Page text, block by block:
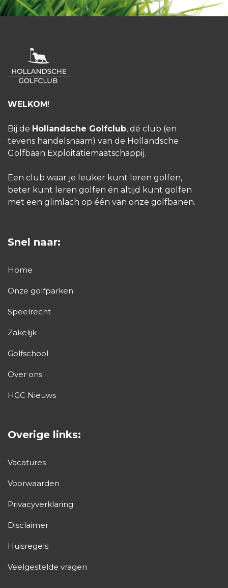
WELKOM!
Bij de Hollandsche Golfclub, dé club (en
tevens handelsnaam) van de Hollandsche
Golfbaan Exploitatiemaatschappij.
Een club waar je leuker kunt leren golfen,
beter kunt leren golfen én altijd kunt golfen
met een glimlach op één van onze golfbanen.
Snel naar:
Home
Onze golfparken
Speelrecht
Zakelijk
Golfschool
Over ons
HGC Nieuws
Overige links:
Vacatures
Voorwaarden
Privacyverklaring
Disclaimer
Huisregels
Veelgestelde vragen